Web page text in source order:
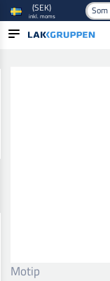
(SEK)
inkl. moms Som
Motip